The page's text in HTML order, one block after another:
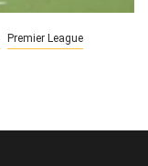
Premier League